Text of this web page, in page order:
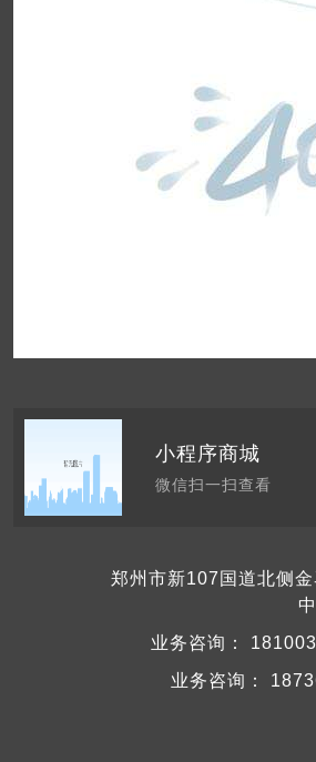
小程序商城
微信扫一扫查看
郑州市新107国道北侧
业务咨询：
业务咨询：